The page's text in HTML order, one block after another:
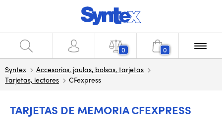
0 0
Syntex
Accesorios, jaulas, bolsas, tarjetas
Tarjetas, lectores
CFexpress
TARJETAS DE MEMORIA CFEXPRESS